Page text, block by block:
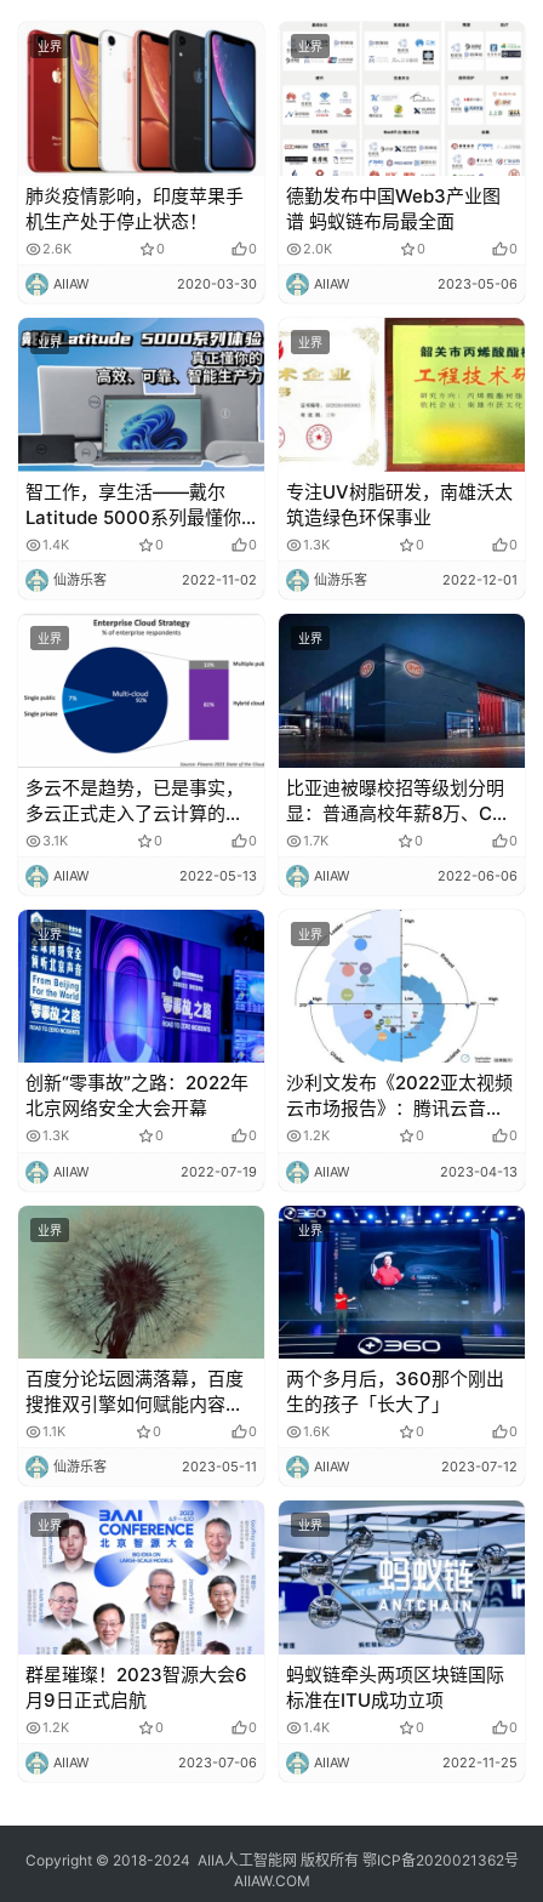
业界
肺炎疫情影响，印度苹果手
机生产处于停止状态！
2.6K 0 0
AIIAW 2020-03-30
业界
德勤发布中国Web3产业图
谱 蚂蚁链布局最全面
2.0K 0 0
AIIAW 2023-05-06
业界
智工作，享生活——戴尔
Latitude 5000系列最懂你
的商用笔记本
1.4K 0 0
仙游乐客 2022-11-02
业界
专注UV树脂研发，南雄沃太
筑造绿色环保事业
1.3K 0 0
仙游乐客 2022-12-01
业界
多云不是趋势，已是事实，
多云正式走入了云计算的舞
台中央！
3.1K 0 0
AIIAW 2022-05-13
业界
比亚迪被曝校招等级划分明
显：普通高校年薪8万、C9
院校最高27万，官方否认
1.7K 0 0
AIIAW 2022-06-06
业界
创新“零事故”之路：2022年
北京网络安全大会开幕
1.3K 0 0
AIIAW 2022-07-19
业界
沙利文发布《2022亚太视频
云市场报告》：腾讯云音视
频位列领导者象限，综合竞
争力第一
1.2K 0 0
AIIAW 2023-04-13
业界
百度分论坛圆满落幕，百度
搜推双引擎如何赋能内容创
作？
1.1K 0 0
仙游乐客 2023-05-11
业界
两个多月后，360那个刚出
生的孩子「长大了」
1.6K 0 0
AIIAW 2023-07-12
业界
群星璀璨！2023智源大会6
月9日正式启航
1.2K 0 0
AIIAW 2023-07-06
业界
蚂蚁链牵头两项区块链国际
标准在ITU成功立项
1.4K 0 0
AIIAW 2022-11-25
Copyright © 2018-2024 AIIA人工智能网 版权所有 鄂ICP备2020021362号
AIIAW.COM